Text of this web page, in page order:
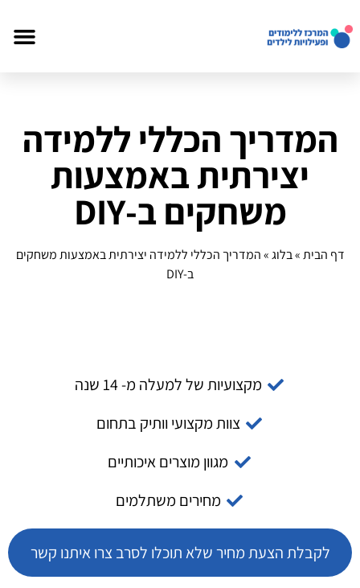
המדריך הכללי ללמידה
יצירתית באמצעות
משחקים ב‑DIY
דף הבית»בלוג»המדריך הכללי ללמידה יצירתית באמצעות משחקים
ב‑DIY
מקצועיות של למעלה מ- 14 שנה
צוות מקצועי וותיק בתחום
מגוון מוצרים איכותיים
מחירים משתלמים
לקבלת הצעת מחיר שלא תוכלו לסרב צרו איתנו קשר